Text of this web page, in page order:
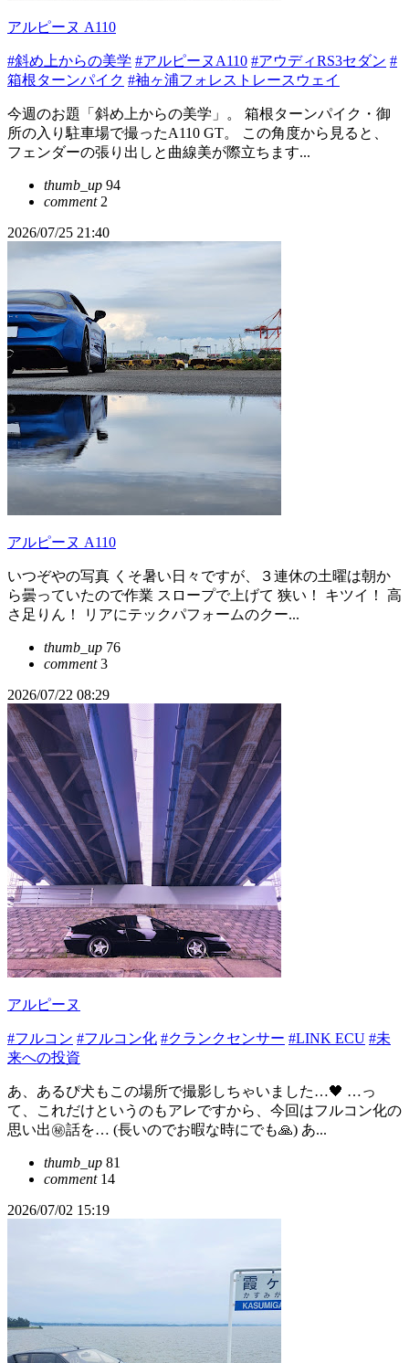
アルピーヌ A110
#斜め上からの美学 #アルピーヌA110 #アウディRS3セダン #
箱根ターンパイク #袖ヶ浦フォレストレースウェイ
今週のお題「斜め上からの美学」。 箱根ターンパイク・御
所の入り駐車場で撮ったA110 GT。 この角度から見ると、
フェンダーの張り出しと曲線美が際立ちます...
thumb_up 94
comment2
2026/07/25 21:40
アルピーヌ A110
いつぞやの写真 くそ暑い日々ですが、３連休の土曜は朝か
ら曇っていたので作業 スロープで上げて 狭い！ キツイ！ 高
さ足りん！ リアにテックパフォームのクー...
thumb_up 76
comment3
2026/07/22 08:29
アルピーヌ
#フルコン #フルコン化 #クランクセンサー #LINK ECU #未
来への投資
あ、あるぴ犬もこの場所で撮影しちゃいました…🖤 …っ
て、これだけというのもアレですから、今回はフルコン化の
思い出㊙話を… (長いのでお暇な時にでも🙏) あ...
thumb_up 81
comment14
2026/07/02 15:19